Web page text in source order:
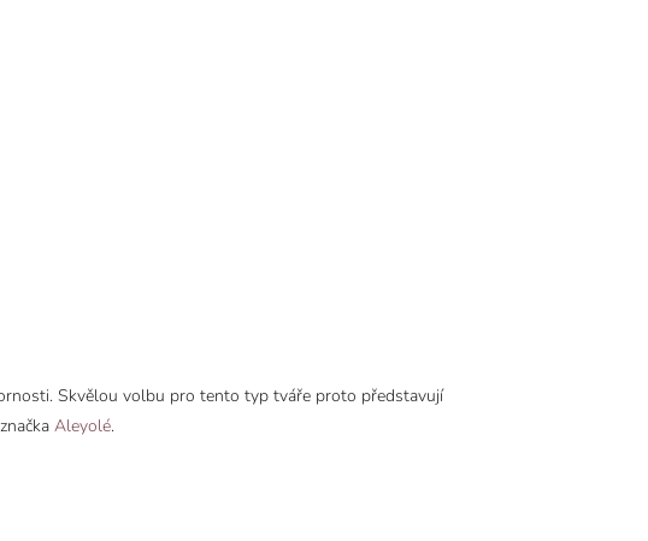
Skvělou volbu pro tento typ tváře proto představují
Aleyolé.